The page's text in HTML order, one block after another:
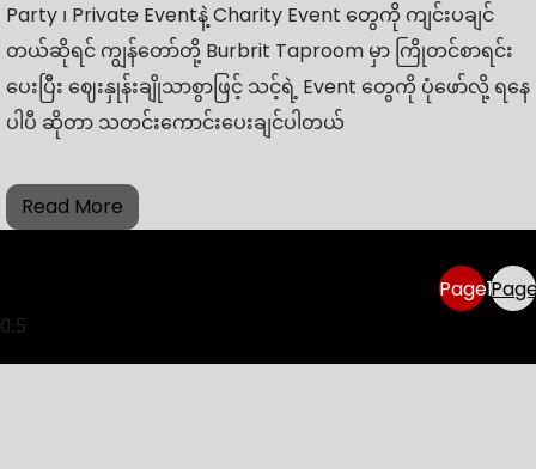
Party ၊ Private Eventနဲ့ Charity Event တွေကို ကျင်းပချင်
တယ်ဆိုရင် ကျွန်တော်တို့ Burbrit Taproom မှာ ကြိုတင်စာရင်း
ပေးပြီး ဈေးနှုန်းချိုသာစွာဖြင့် သင့်ရဲ့ Event တွေကို ပုံဖော်လို့ ရနေ
ပါပီ ဆိုတာ သတင်းကောင်းပေးချင်ပါတယ်
Read More
Page1